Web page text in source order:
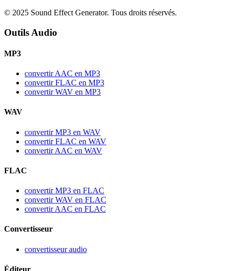
© 2025 Sound Effect Generator. Tous droits réservés.
Outils Audio
MP3
convertir AAC en MP3
convertir FLAC en MP3
convertir WAV en MP3
WAV
convertir MP3 en WAV
convertir FLAC en WAV
convertir AAC en WAV
FLAC
convertir MP3 en FLAC
convertir WAV en FLAC
convertir AAC en FLAC
Convertisseur
convertisseur audio
Éditeur